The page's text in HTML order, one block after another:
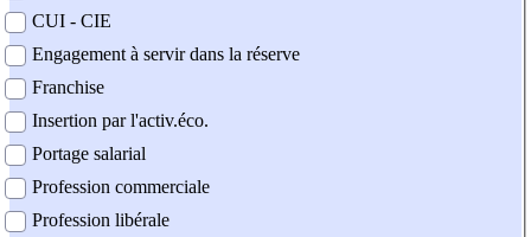
CUI - CIE
Engagement à servir dans la réserve
Franchise
Insertion par l'activ.éco.
Portage salarial
Profession commerciale
Profession libérale